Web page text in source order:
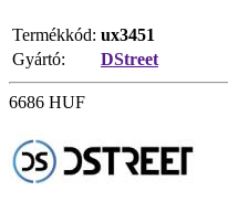
Termékkód: ux3451
Gyártó:
DStreet
6686 HUF